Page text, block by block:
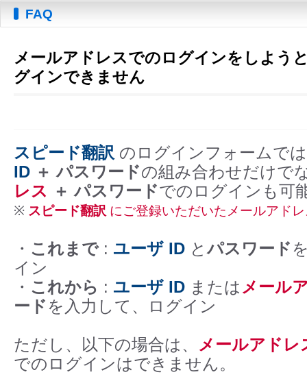
FAQ
メールアドレスでのログインをしよう
グインできません
スピード翻訳 のログインフォームで
ID ＋ パスワードの組み合わせだけで
レス ＋ パスワードでのログインも可
※ スピード翻訳 にご登録いただいたメールアド
・ これまで: ユーザ ID とパスワード
イン
・ これから : ユーザ ID または メール
ード を入力して、ログイン
ただし、以下の場合は、
メールアドレ
でのログインはできません。